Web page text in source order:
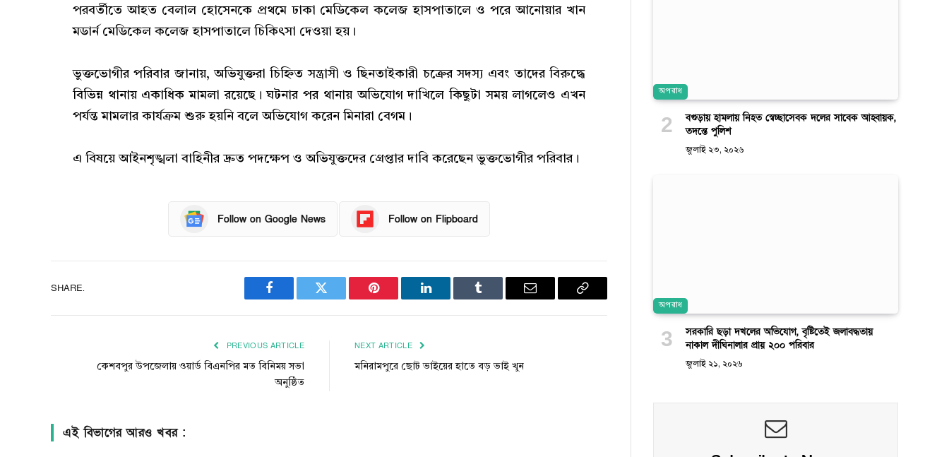
‎পরবর্তীতে আহত বেলাল হোসেনকে প্রথমে ঢাকা মেডিকেল কলেজ হাসপাতালে ও পরে আনোয়ার খান
মডার্ন মেডিকেল কলেজ হাসপাতালে চিকিৎসা দেওয়া হয়।
‎ভুক্তভোগীর পরিবার জানায়, অভিযুক্তরা চিহ্নিত সন্ত্রাসী ও ছিনতাইকারী চক্রের সদস্য এবং তাদের বিরুদ্ধে
বিভিন্ন থানায় একাধিক মামলা রয়েছে। ঘটনার পর থানায় অভিযোগ দাখিলে কিছুটা সময় লাগলেও এখন
পর্যন্ত মামলার কার্যক্রম শুরু হয়নি বলে অভিযোগ করেন মিনারা বেগম।
‎এ বিষয়ে আইনশৃঙ্খলা বাহিনীর দ্রুত পদক্ষেপ ও অভিযুক্তদের গ্রেপ্তার দাবি করেছেন ভুক্তভোগীর পরিবার।
Follow on Google News Follow on Flipboard
SHARE.
Facebook Twitter Pinterest LinkedIn Tumblr Email
Copy
PREVIOUS ARTICLE
কেশবপুর উপজেলায় ওয়ার্ড বিএনপির মত বিনিময় সভা
অনুষ্ঠিত
NEXT ARTICLE
মনিরামপুরে ছোট ভাইয়ের হাতে বড় ভাই খুন
এই বিভাগের আরও খবর :
অপরাধ
বগুড়ায় হামলায় নিহত স্বেচ্ছাসেবক দলের সাবেক আহ্বায়ক,
তদন্তে পুলিশ
জুলাই ২৩, ২০২৬
অপরাধ
সরকারি ছড়া দখলের অভিযোগ, বৃষ্টিতেই জলাবদ্ধতায়
নাকাল দীঘিনালার প্রায় ২০০ পরিবার
জুলাই ২১, ২০২৬